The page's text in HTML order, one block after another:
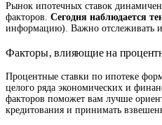
Рынок ипотечных ставок
факторов. Сегодня наблюдается
информацию). Важно отслеживать
Факторы‚ влияющие на
Процентные ставки по ипотеке
целого ряда экономических и
факторов поможет вам лучше
кредитования и принимать